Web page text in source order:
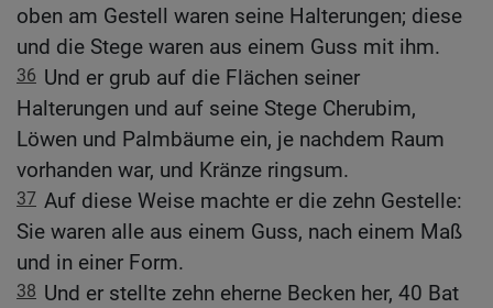
oben am Gestell waren seine Halterungen; diese
und die Stege waren aus einem Guss mit ihm.
36 Und er grub auf die Flächen seiner
Halterungen und auf seine Stege Cherubim,
Löwen und Palmbäume ein, je nachdem Raum
vorhanden war, und Kränze ringsum.
37 Auf diese Weise machte er die zehn Gestelle:
Sie waren alle aus einem Guss, nach einem Maß
und in einer Form.
38 Und er stellte zehn eherne Becken her, 40 Bat